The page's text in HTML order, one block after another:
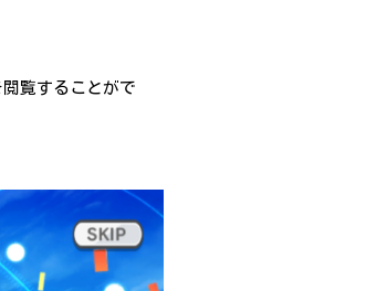
覧することがで